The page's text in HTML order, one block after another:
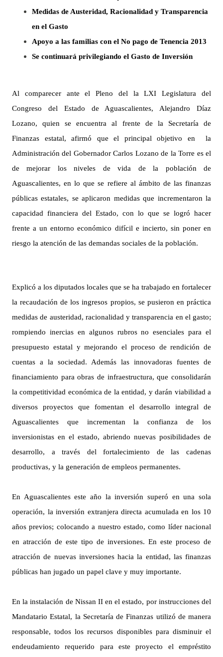
Medidas de Austeridad, Racionalidad y Transparencia
en el Gasto
Apoyo a las familias con el No pago de Tenencia 2013
Se continuará privilegiando el Gasto de Inversión
Al comparecer ante el Pleno del la LXI Legislatura del
Congreso del Estado de Aguascalientes, Alejandro Díaz
Lozano, quien se encuentra al frente de la Secretaría de
Finanzas estatal, afirmó que el principal objetivo en la
Administración del Gobernador Carlos Lozano de la Torre es el
de mejorar los niveles de vida de la población de
Aguascalientes, en lo que se refiere al ámbito de las finanzas
públicas estatales, se aplicaron medidas que incrementaron la
capacidad financiera del Estado, con lo que se logró hacer
frente a un entorno económico difícil e incierto, sin poner en
riesgo la atención de las demandas sociales de la población.
Explicó a los diputados locales que se ha trabajado en fortalecer
la recaudación de los ingresos propios, se pusieron en práctica
medidas de austeridad, racionalidad y transparencia en el gasto;
rompiendo inercias en algunos rubros no esenciales para el
presupuesto estatal y mejorando el proceso de rendición de
cuentas a la sociedad. Además las innovadoras fuentes de
financiamiento para obras de infraestructura, que consolidarán
la competitividad económica de la entidad, y darán viabilidad a
diversos proyectos que fomentan el desarrollo integral de
Aguascalientes que incrementan la confianza de los
inversionistas en el estado, abriendo nuevas posibilidades de
desarrollo, a través del fortalecimiento de las cadenas
productivas, y la generación de empleos permanentes.
En Aguascalientes este año la inversión superó en una sola
operación, la inversión extranjera directa acumulada en los 10
años previos; colocando a nuestro estado, como líder nacional
en atracción de este tipo de inversiones. En este proceso de
atracción de nuevas inversiones hacia la entidad, las finanzas
públicas han jugado un papel clave y muy importante.
En la instalación de Nissan II en el estado, por instrucciones del
Mandatario Estatal, la Secretaría de Finanzas utilizó de manera
responsable, todos los recursos disponibles para disminuir el
endeudamiento requerido para este proyecto el empréstito